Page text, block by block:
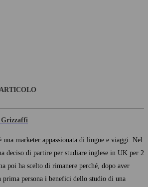
una marketer appassionata di lingue e viaggi. Nel
deciso di partire per studiare inglese in UK per 2
poi ha scelto di rimanere perché, dopo aver
prima persona i benefici dello studio di una